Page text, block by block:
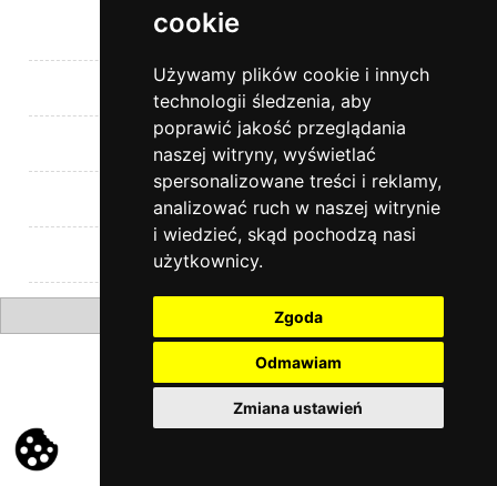
cookie
Używamy plików cookie i innych
technologii śledzenia, aby
poprawić jakość przeglądania
naszej witryny, wyświetlać
spersonalizowane treści i reklamy,
analizować ruch w naszej witrynie
i wiedzieć, skąd pochodzą nasi
użytkownicy.
Zgoda
Odmawiam
Zmiana ustawień
Pomoc
Moje konto
Płatności i dostawa
Informacje
Kontakt
pokaż pełną wersję strony